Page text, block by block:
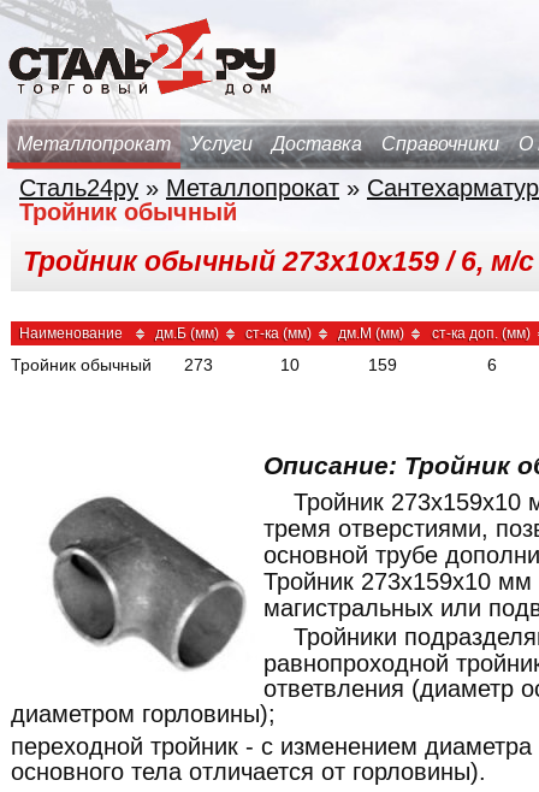
Металлопрокат Услуги Доставка Справочники О
Сталь24ру » Металлопрокат »
Тройник обычный
Тройник обычный 273х10х159 / 6, м/
Наименование дм.Б (мм) ст-ка (мм) дм.М (мм) ст-ка доп. (мм)
Тройник обычный 273 10 159 6
Описание: Тройник
Тройник 273x159x10
тремя отверстиями,
основной трубе
Тройник 273x159x10 мм
магистральных или
Тройники
равнопроходной
ответвления (диаметр
диаметром горловины);
переходной тройник - с изменением
основного тела отличается от горловины).